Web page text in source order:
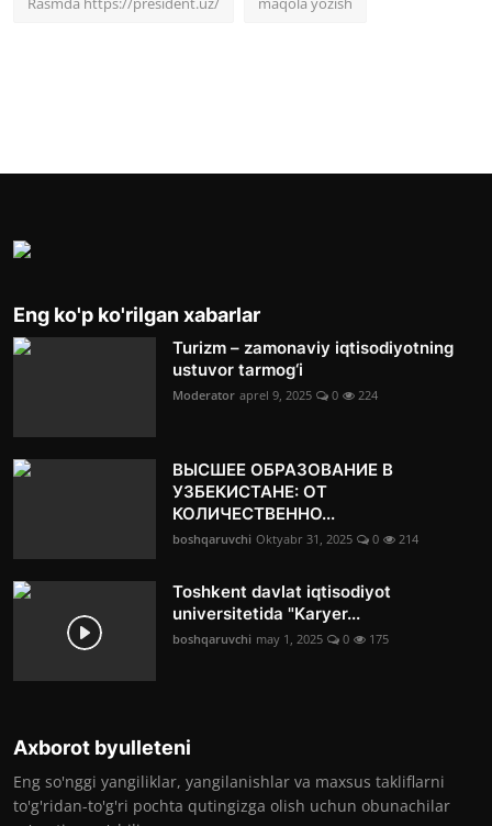
Eng ko'p ko'rilgan xabarlar
Turizm – zamonaviy iqtisodiyotning
ustuvor tarmog‘i
Moderator aprel 9, 2025 0 224
ВЫСШЕЕ ОБРАЗОВАНИЕ В
УЗБЕКИСТАНЕ: ОТ
КОЛИЧЕСТВЕННО...
boshqaruvchi Oktyabr 31, 2025 0 214
Toshkent davlat iqtisodiyot
universitetida "Karyer...
boshqaruvchi may 1, 2025 0 175
Axborot byulleteni
Eng so'nggi yangiliklar, yangilanishlar va maxsus takliflarni
to'g'ridan-to'g'ri pochta qutingizga olish uchun obunachilar